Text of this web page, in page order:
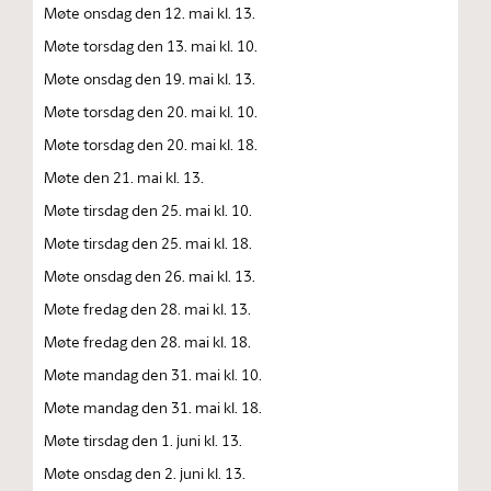
Møte onsdag den 12. mai kl. 13.
Møte torsdag den 13. mai kl. 10.
Møte onsdag den 19. mai kl. 13.
Møte torsdag den 20. mai kl. 10.
Møte torsdag den 20. mai kl. 18.
Møte den 21. mai kl. 13.
Møte tirsdag den 25. mai kl. 10.
Møte tirsdag den 25. mai kl. 18.
Møte onsdag den 26. mai kl. 13.
Møte fredag den 28. mai kl. 13.
Møte fredag den 28. mai kl. 18.
Møte mandag den 31. mai kl. 10.
Møte mandag den 31. mai kl. 18.
Møte tirsdag den 1. juni kl. 13.
Møte onsdag den 2. juni kl. 13.